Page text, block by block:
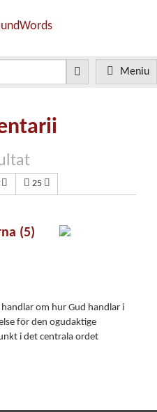
Meniu
25
(5)
om hur Gud handlar i
för den ogudaktige
i det centrala ordet